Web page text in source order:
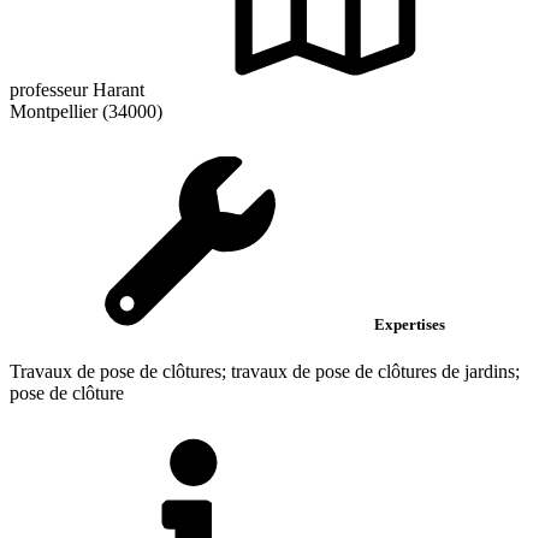
professeur Harant
Montpellier (34000)
Expertises
Travaux de pose de clôtures; travaux de pose de clôtures de jardins;
pose de clôture